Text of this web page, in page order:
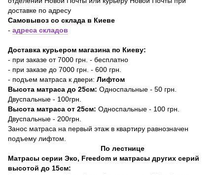
доставке по адресу
Самовывоз со склада в Киеве
- адреса складов
Доставка курьером магазина по Киеву:
- при заказе от 7000 грн. - бесплатно
- при заказе до 7000 грн. - 600 грн.
- подъем матраса к двери: Лифтом
Высота матраса до 25см: Односпальные - 50 грн.
Двуспальные - 100грн.
Высота матраса от 25см: Односпальные - 100 грн.
Двуспальные - 200грн.
Занос матраса на первый этаж в квартиру равнозначен
подъему лифтом.
По лестнице
Матрасы серии Эко, Freedom и матрасы других серий
высотой до 15см: